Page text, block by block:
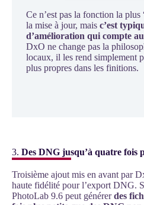
Ce n’est pas la fonction la plus
la mise à jour, mais c’est
d’amélioration qui compte
DxO ne change pas la
locaux, il les rend simplement
plus propres dans les finitions.
3. Des DNG jusqu’à quatre fois
Troisième ajout mis en avant par
haute fidélité pour l’export DNG.
PhotoLab 9.6 peut générerdes